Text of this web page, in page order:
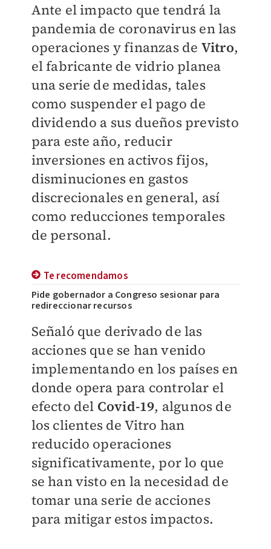
Ante el impacto que tendrá la
pandemia de coronavirus en las
operaciones y finanzas de Vitro,
el fabricante de vidrio planea
una serie de medidas, tales
como suspender el pago de
dividendo a sus dueños previsto
para este año, reducir
inversiones en activos fijos,
disminuciones en gastos
discrecionales en general, así
como reducciones temporales
de personal.
Te recomendamos
Pide gobernador a Congreso sesionar para
redireccionar recursos
Señaló que derivado de las
acciones que se han venido
implementando en los países en
donde opera para controlar el
efecto del Covid-19, algunos de
los clientes de Vitro han
reducido operaciones
significativamente, por lo que
se han visto en la necesidad de
tomar una serie de acciones
para mitigar estos impactos.